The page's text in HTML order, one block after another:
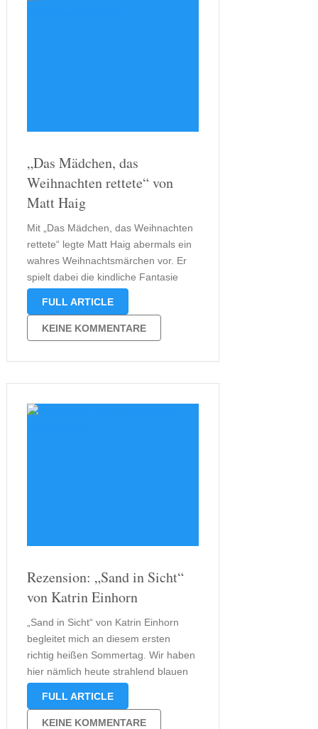
„Das Mädchen, das
Weihnachten rettete“ von
Matt Haig
Mit „Das Mädchen, das Weihnachten
rettete“ legte Matt Haig abermals ein
wahres Weihnachtsmärchen vor. Er
spielt dabei die kindliche Fantasie
gekonnt aus, schafft wie auch schon
eine wahrhaft lebendige Fantasiewelt
rund um den Weihnachtsmann. Die
Geschichte um das Weihnachtsdorf
FULL ARTICLE
KEINE KOMMENTARE
Rezension: „Sand in Sicht“
von Katrin Einhorn
„Sand in Sicht“ von Katrin Einhorn
begleitet mich an diesem ersten
richtig heißen Sommertag. Wir haben
hier nämlich heute strahlend blauen
Himmel und nur ein paar wenige
dieser schöne Tag heute mitten in der
FULL ARTICLE
KEINE KOMMENTARE